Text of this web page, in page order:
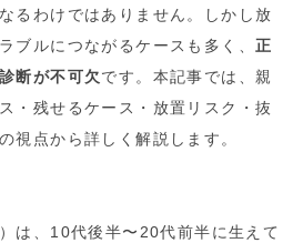
るわけではありません。しかし放
ブルにつながるケースも多く、 正
断が不可欠です。本記事では、親
・残せるケース・放置リスク・抜
視点から詳しく解説します。
は、10代後半〜20代前半に生えて